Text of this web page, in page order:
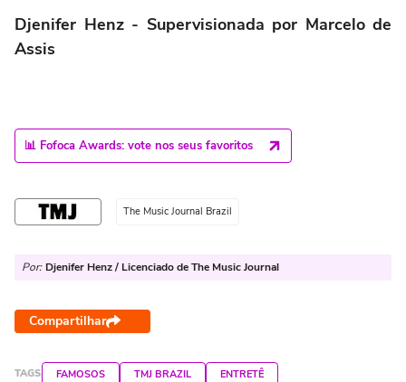
Djenifer Henz - Supervisionada por Marcelo de
Assis
📊 Fofoca Awards: vote nos seus favoritos
The Music Journal Brazil
Por: Djenifer Henz / Licenciado de The Music Journal
Compartilhar
TAGS FAMOSOS TMJ BRAZIL ENTRETÊ